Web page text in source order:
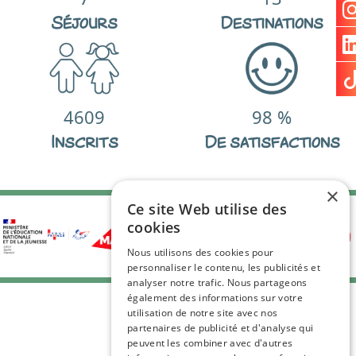
Séjours Destinations
4609
Inscrits
98 %
De satisfactions
×
Ce site Web utilise des
cookies
Nous utilisons des cookies pour
personnaliser le contenu, les publicités et
analyser notre trafic. Nous partageons
également des informations sur votre
utilisation de notre site avec nos
partenaires de publicité et d'analyse qui
peuvent les combiner avec d'autres